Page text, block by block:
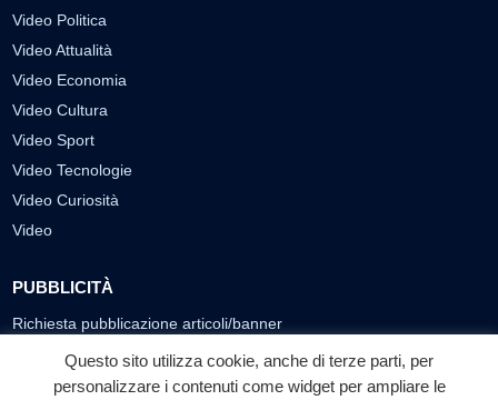
Video Politica
Video Attualità
Video Economia
Video Cultura
Video Sport
Video Tecnologie
Video Curiosità
Video
PUBBLICITÀ
Richiesta pubblicazione articoli/banner
SEGUICI SUI SOCIAL
Questo sito utilizza cookie, anche di terze parti, per
personalizzare i contenuti come widget per ampliare le